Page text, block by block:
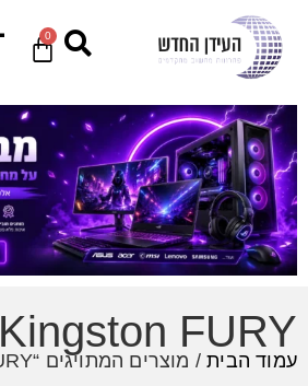
0
Kingston FURY
עמוד הבית/ מוצרים המתויגים “Kingston FURY”